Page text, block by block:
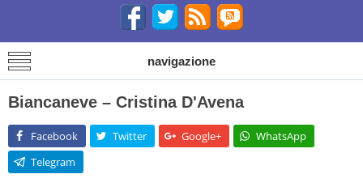
navigazione
Biancaneve – Cristina D'Avena
Facebook Twitter Google+
WhatsApp
Telegram